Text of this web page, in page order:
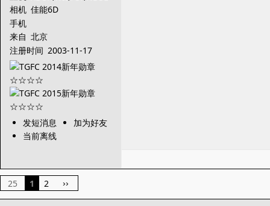
相机 佳能6D
手机
来自 北京
注册时间 2003-11-17
发短消息
加为好友
当前离线
25 1 2 ››